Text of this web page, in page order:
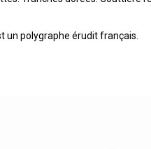
un polygraphe érudit français.